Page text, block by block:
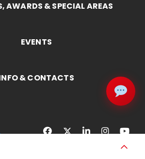
AWARDS & SPECIAL AREAS
EVENTS
& CONTACTS